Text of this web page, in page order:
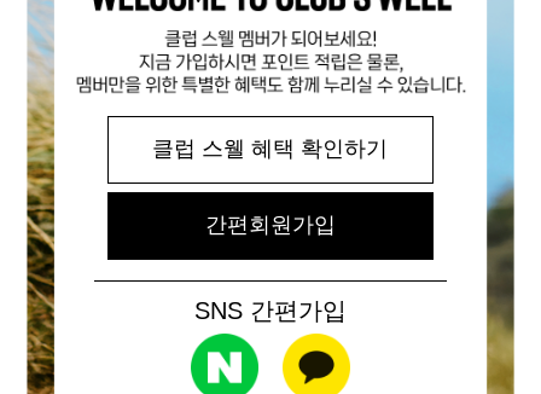
클럽 스웰 혜택 확인하기
간편회원가입
SNS 간편가입